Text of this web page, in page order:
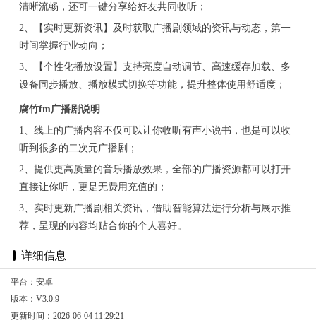
清晰流畅，还可一键分享给好友共同收听；
2、【实时更新资讯】及时获取广播剧领域的资讯与动态，第一
时间掌握行业动向；
3、【个性化播放设置】支持亮度自动调节、高速缓存加载、多
设备同步播放、播放模式切换等功能，提升整体使用舒适度；
腐竹fm广播剧说明
1、线上的广播内容不仅可以让你收听有声小说书，也是可以收
听到很多的二次元广播剧；
2、提供更高质量的音乐播放效果，全部的广播资源都可以打开
直接让你听，更是无费用充值的；
3、实时更新广播剧相关资讯，借助智能算法进行分析与展示推
荐，呈现的内容均贴合你的个人喜好。
详细信息
平台：安卓
版本：V3.0.9
更新时间：2026-06-04 11:29:21